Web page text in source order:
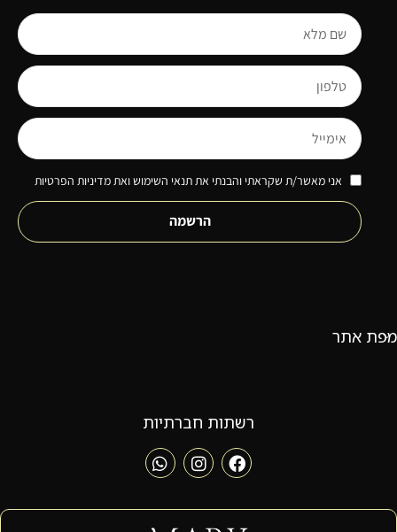
אני מאשר/ת שקראתי והבנתי את תנאי השימוש ואת מדיניות הפרטיות
הרשמה
מפת אתר
רשתות חברתיות